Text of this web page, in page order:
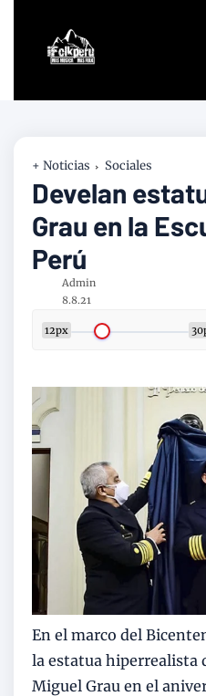
+ Noticias Sociales
Develan
Grau en la
Perú
Admin
8.8.21
12px
En el marco del
la estatua hiperrealista
Miguel Grau en el